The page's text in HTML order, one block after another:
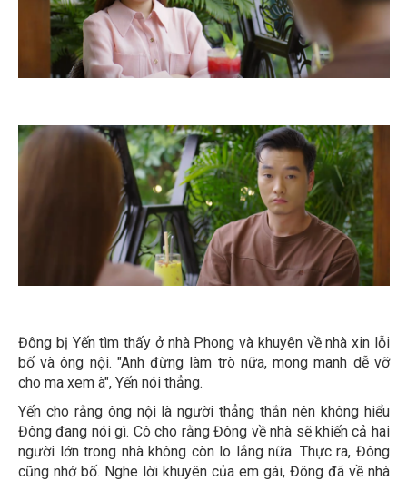
Đông bị Yến tìm thấy ở nhà Phong và khuyên về nhà xin lỗi
bố và ông nội. "Anh đừng làm trò nữa, mong manh dễ vỡ
cho ma xem à", Yến nói thẳng.
Yến cho rằng ông nội là người thẳng thắn nên không hiểu
Đông đang nói gì. Cô cho rằng Đông về nhà sẽ khiến cả hai
người lớn trong nhà không còn lo lắng nữa. Thực ra, Đông
cũng nhớ bố. Nghe lời khuyên của em gái, Đông đã về nhà